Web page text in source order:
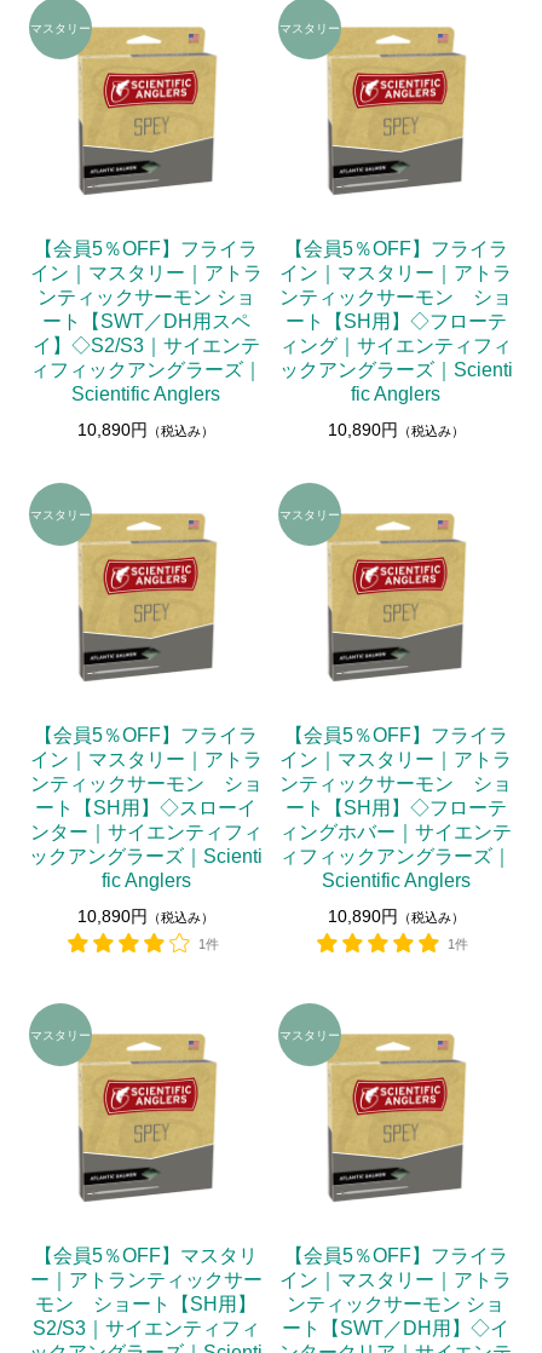
【会員5％OFF】フライラ
イン｜マスタリー｜アトラ
ンティックサーモン ショ
ート【SWT／DH用スペ
イ】◇S2/S3｜サイエンテ
ィフィックアングラーズ｜
Scientific Anglers
10,890円 （税込み）
【会員5％OFF】フライラ
イン｜マスタリー｜アトラ
ンティックサーモン ショ
ート【SH用】◇フローテ
ィング｜サイエンティフィ
ックアングラーズ｜Scienti
fic Anglers
10,890円 （税込み）
【会員5％OFF】フライラ
イン｜マスタリー｜アトラ
ンティックサーモン ショ
ート【SH用】◇スローイ
ンター｜サイエンティフィ
ックアングラーズ｜Scienti
fic Anglers
10,890円
（税込み）
1件
【会員5％OFF】フライラ
イン｜マスタリー｜アトラ
ンティックサーモン ショ
ート【SH用】◇フローテ
ィングホバー｜サイエンテ
ィフィックアングラーズ｜
Scientific Anglers
10,890円
（税込み）
1件
【会員5％OFF】マスタリ
ー｜アトランティックサー
モン ショート【SH用】
S2/S3｜サイエンティフィ
【会員5％OFF】フライラ
イン｜マスタリー｜アトラ
ンティックサーモン ショ
ート【SWT／DH用】◇イ